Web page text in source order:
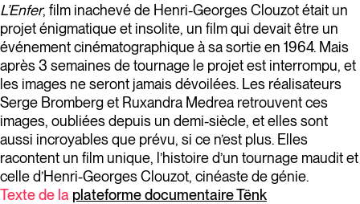
L’Enfer, film inachevé de Henri-Georges Clouzot était un
projet énigmatique et insolite, un film qui devait être un
événement cinématographique à sa sortie en 1964. Mais
après 3 semaines de tournage le projet est interrompu, et
les images ne seront jamais dévoilées. Les réalisateurs
Serge Bromberg et Ruxandra Medrea retrouvent ces
images, oubliées depuis un demi-siècle, et elles sont
aussi incroyables que prévu, si ce n’est plus. Elles
racontent un film unique, l’histoire d’un tournage maudit et
celle d’Henri-Georges Clouzot, cinéaste de génie.
Texte de la plateforme documentaire Tënk